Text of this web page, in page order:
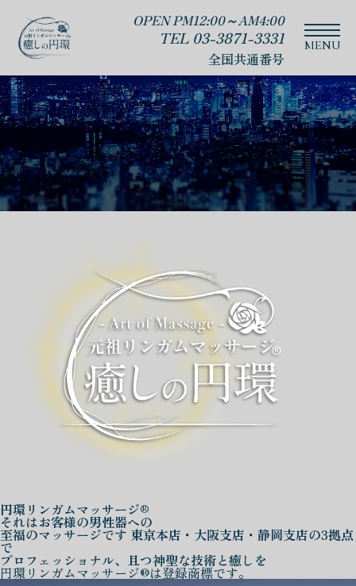
OPEN PM12:00～AM4:00
TEL 03-3871-3331
全国共通番号
円環リンガムマッサージ®
それはお客様の男性器への
至福のマッサージです 東京本店・大阪支店・静岡支店の3拠点
で
プロフェッショナル、且つ神聖な技術と癒しを
円環リンガムマッサージ®は登録商標です。